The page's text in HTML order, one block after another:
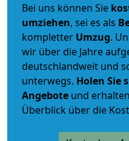
Bei uns können Sie
umziehen, sei es als
kompletter Umzug.
wir über die Jahre
deutschlandweit und
unterwegs. Holen Sie
Angebote und
Überblick über die